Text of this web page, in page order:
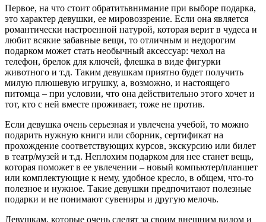
Первое, на что стоит обратитьвнимание при выборе подарка,
это характер девушки, ее мировоззрение. Если она является
романтически настроенной натурой, которая верит в чудеса и
любит всякие забавные вещи, то отличным и недорогим
подарком может стать необычный аксессуар: чехол на
телефон, брелок для ключей, флешка в виде фигурки
животного и т.д. Таким девушкам приятно будет получить
милую плюшевую игрушку, а, возможно, и настоящего
питомца – при условии, что она действительно этого хочет и
тот, кто с ней вместе проживает, тоже не против.
Если девушка очень серьезная и увлечена учебой, то можно
подарить нужную книги или сборник, сертификат на
прохождение соответствующих курсов, экскурсию или билет
в театр/музей и т.д. Неплохим подарком для нее станет вещь,
которая поможет в ее увлечении – новый компьютер/планшет
или комплектующие к нему, удобное кресло, в общем, что-то
полезное и нужное. Такие девушки предпочитают полезные
подарки и не понимают сувениры и другую мелочь.
Девушкам, которые очень следят за своим внешним видом и